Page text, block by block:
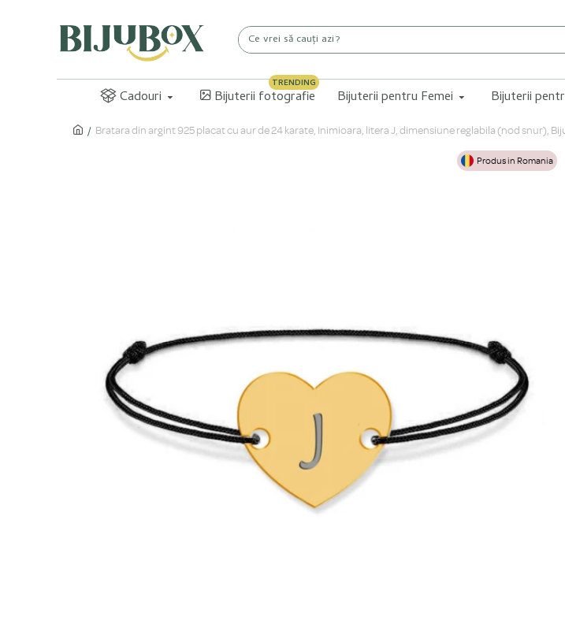
Cadouri Bijuterii fotografie
TRENDING
Bijuterii pentru Femei Bijuterii
Bratara din argint 925 placat cu aur de 24 karate, Inimioara, litera J, dimensiune reglabila (nod snur),
Produs in Romania